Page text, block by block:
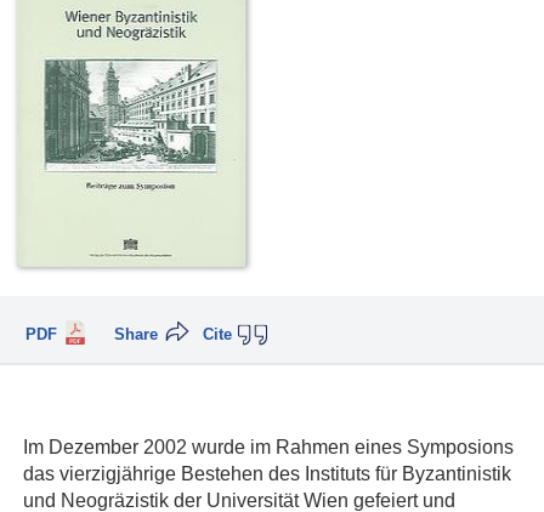
PDF Cite
Share
Im Dezember 2002 wurde im Rahmen eines Symposions
das vierzigjährige Bestehen des Instituts für Byzantinistik
und Neogräzistik der Universität Wien gefeiert und